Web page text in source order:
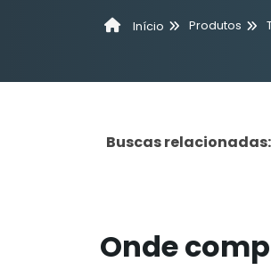
Início Produtos
Buscas relacionadas:
Onde